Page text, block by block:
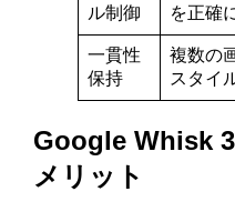
ル制御
を正確
一貫性
保持
複数の
スタイ
Google Whisk
メリット